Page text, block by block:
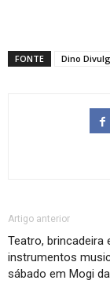
FONTE Dino
Artigo anterior
Teatro, brincadeira
instrumentos
sábado em Mogi